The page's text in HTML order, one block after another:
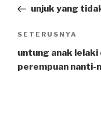
Postunjuk yang
Next
Post
SETERUSNYA
untung anak
perempuan nanti-